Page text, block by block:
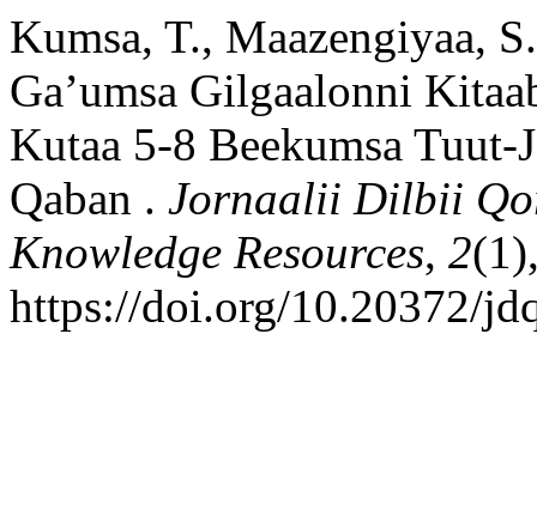
Kumsa, T., Maazengiyaa,
Ga’umsa Gilgaalonni
Kutaa 5-8 Beekumsa Tuut-
Qaban . Jornaalii Dilbii
Knowledge Resources, 2
https://doi.org/10.20372/